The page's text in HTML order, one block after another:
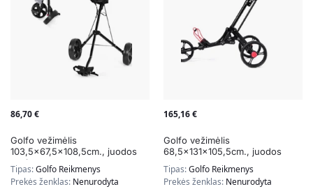
86,70€
Golfo vežimėlis
103,5×67,5×108,5cm., juodos
spalvos
Tipas:Golfo Reikmenys
Prekės ženklas: Nenurodyta
165,16€
Golfo vežimėlis
68,5x131x105,5cm., juodos
spalvos
Tipas:Golfo Reikmenys
Prekės ženklas: Nenurodyta